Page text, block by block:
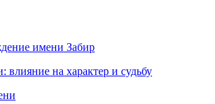
имени Забир
на характер и судьбу